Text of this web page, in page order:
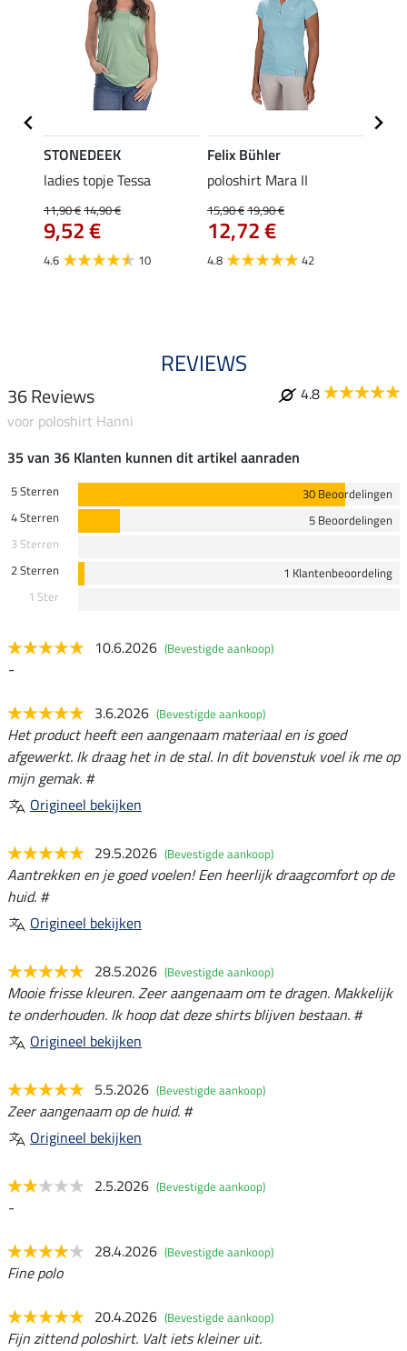
STONEDEEK
ladies topje Tessa
11,90 €14,90 €
9,52 €
4.6 10
Felix Bühler
poloshirt Mara II
15,90 €19,90 €
12,72 €
4.8 42
REVIEWS
36 Reviews
4.8
voor poloshirt Hanni
35 van 36 Klanten kunnen dit artikel aanraden
5 Sterren
30 Beoordelingen
4 Sterren
5 Beoordelingen
3 Sterren
2 Sterren
1 Klantenbeoordeling
1 Ster
10.6.2026 (Bevestigde aankoop)
-
3.6.2026 (Bevestigde aankoop)
Het product heeft een aangenaam materiaal en is goed
afgewerkt. Ik draag het in de stal. In dit bovenstuk voel ik me op
mijn gemak. #
Origineel bekijken
29.5.2026 (Bevestigde aankoop)
Aantrekken en je goed voelen! Een heerlijk draagcomfort op de
huid. #
Origineel bekijken
28.5.2026 (Bevestigde aankoop)
Mooie frisse kleuren. Zeer aangenaam om te dragen. Makkelijk
te onderhouden. Ik hoop dat deze shirts blijven bestaan. #
Origineel bekijken
5.5.2026 (Bevestigde aankoop)
Zeer aangenaam op de huid. #
Origineel bekijken
2.5.2026 (Bevestigde aankoop)
-
28.4.2026 (Bevestigde aankoop)
Fine polo
20.4.2026 (Bevestigde aankoop)
Fijn zittend poloshirt. Valt iets kleiner uit.